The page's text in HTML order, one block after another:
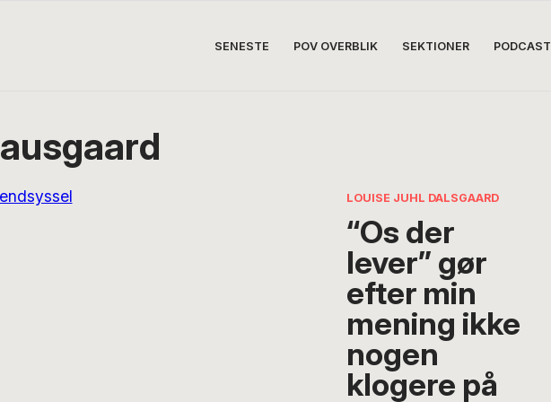
SENESTE POV OVERBLIK SEKTIONER PODCAST
LOUISE JUHL DALSGAARD
“Os der
lever” gør
efter min
mening ikke
nogen
klogere på